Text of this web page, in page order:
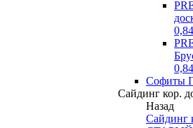
Сайдинг кор.
Назад
Сайдинг